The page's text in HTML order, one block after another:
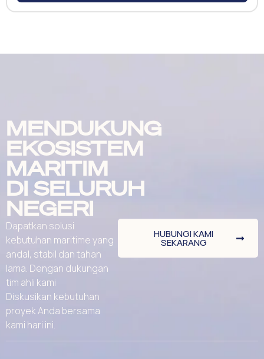
MENDUKUNG
EKOSISTEM
MARITIM
DI SELURUH
NEGERI
Dapatkan solusi
kebutuhan maritime yang
andal, stabil dan tahan
lama. Dengan dukungan
tim ahli kami
Diskusikan kebutuhan
proyek Anda bersama
kami hari ini.
HUBUNGI KAMI
SEKARANG